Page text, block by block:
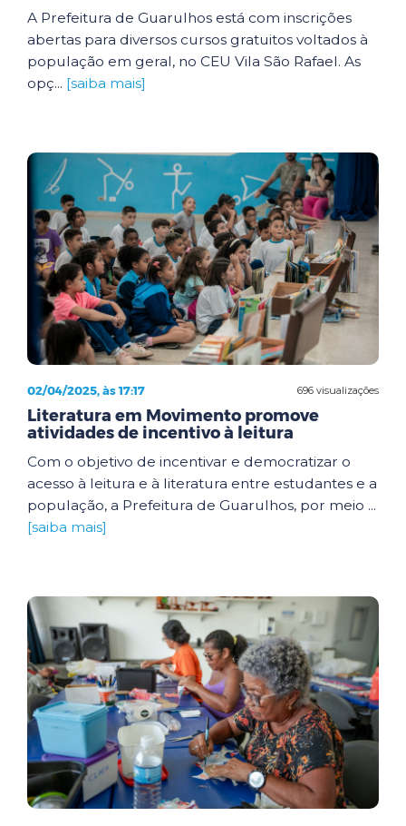
A Prefeitura de Guarulhos está com inscrições
abertas para diversos cursos gratuitos voltados à
população em geral, no CEU Vila São Rafael. As
opç... [saiba mais]
696 visualizações
02/04/2025, às 17:17
Literatura em Movimento promove
atividades de incentivo à leitura
Com o objetivo de incentivar e democratizar o
acesso à leitura e à literatura entre estudantes e a
população, a Prefeitura de Guarulhos, por meio ...
[saiba mais]